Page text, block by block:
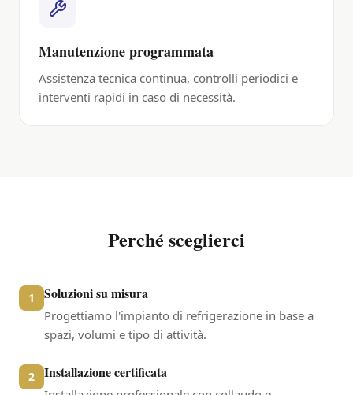
Manutenzione programmata
Assistenza tecnica continua, controlli periodici e
interventi rapidi in caso di necessità.
Perché sceglierci
1 Soluzioni su misura
Progettiamo l'impianto di refrigerazione in base a
spazi, volumi e tipo di attività.
2 Installazione certificata